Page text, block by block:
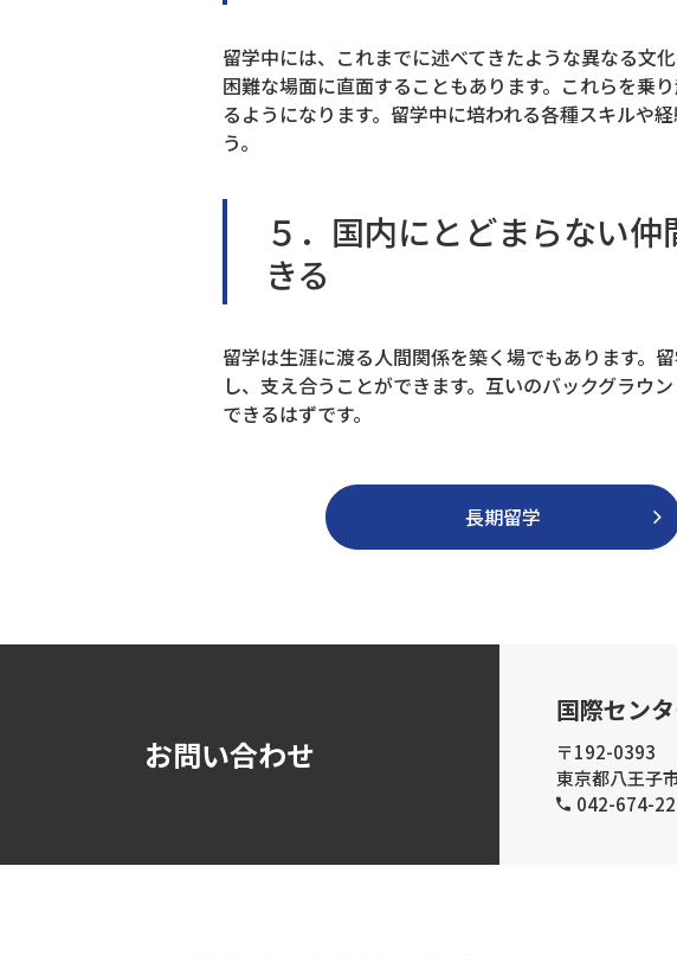
留学中には、これまでに述べてきたような異なる文
困難な場面に直面することもあります。これらを乗
るようになります。留学中に培われる各種スキルや
う。
５．国内にとどまらない
きる
留学は生涯に渡る人間関係を築く場でもあります。
し、支え合うことができます。互いのバックグラウ
できるはずです。
長期留学
お問い合わせ
国際セン
〒192-0393
東京都八王子
042-674-